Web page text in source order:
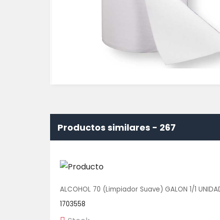
Productos similares - 267
ALCOHOL 70 (Limpiador Suave) GALON 1/1
1703558